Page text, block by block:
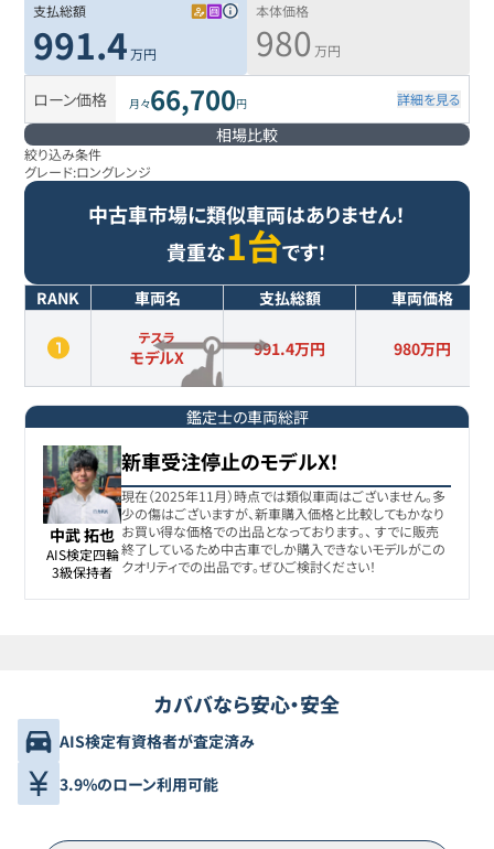
支払総額
991.4 万円
本体価格
980 万円
ローン価格 月々66,700円 詳細を見る
相場比較
絞り込み条件
グレード:ロングレンジ
中古車市場に類似車両はありません！
貴重な1台です！
RANK 車両名 支払総額 車両価格
テスラ
モデルX 991.4万円 980万円
鑑定士の車両総評
中武 拓也
AIS検定四輪
3級保持者
新車受注停止のモデルX！
現在（2025年11月）時点では類似車両はございません。多
少の傷はございますが、新車購入価格と比較してもかなり
お買い得な価格での出品となっております。、 すでに販売
終了しているため中古車でしか購入できないモデルがこの
クオリティでの出品です。ぜひご検討ください！
カババなら安心・安全
AIS検定有資格者が査定済み
3.9%のローン利用可能